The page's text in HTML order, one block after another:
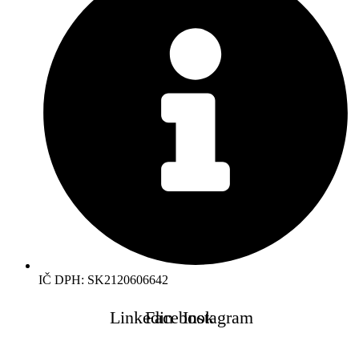
IČ DPH: SK2120606642
LinkedinFacebookInstagram